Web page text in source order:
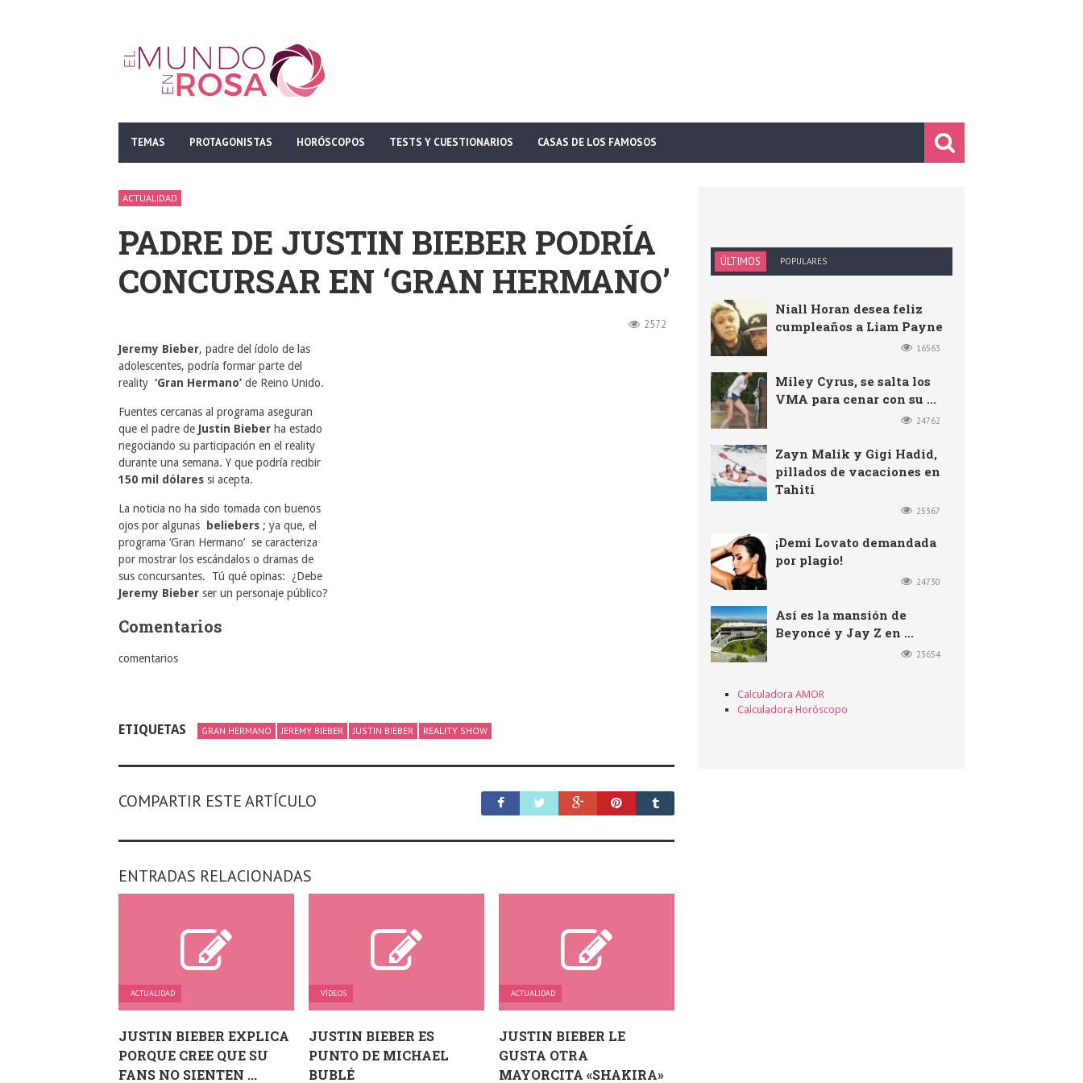
TEMAS PROTAGONISTAS HORÓSCOPOS TESTS Y CUESTIONARIOS CASAS DE LOS FAMOSOS
ACTUALIDAD
PADRE DE JUSTIN BIEBER PODRÍA
CONCURSAR EN ‘GRAN HERMANO’
2572
Jeremy Bieber, padre del ídolo de las
adolescentes, podría formar parte del
reality ‘Gran Hermano’ de Reino Unido.
Fuentes cercanas al programa aseguran
que el padre de Justin Bieber ha estado
negociando su participación en el reality
durante una semana. Y que podría recibir
150 mil dólares si acepta.
La noticia no ha sido tomada con buenos
ojos por algunas
beliebers ; ya que, el
programa ‘Gran Hermano’ se caracteriza
por mostrar los escándalos o dramas de
sus concursantes. Tú qué opinas: ¿Debe
Jeremy Bieber ser un personaje público?
Comentarios
comentarios
ETIQUETAS GRAN HERMANO JEREMY BIEBER JUSTIN BIEBER REALITY SHOW
COMPARTIR ESTE ARTÍCULO
ENTRADAS RELACIONADAS
ACTUALIDAD
JUSTIN BIEBER EXPLICA
PORQUE CREE QUE SU
FANS NO SIENTEN ...
VÍDEOS
JUSTIN BIEBER ES
PUNTO DE MICHAEL
BUBLÉ
ACTUALIDAD
JUSTIN BIEBER LE
GUSTA OTRA
MAYORCITA «SHAKIRA»
ÚLTIMOS POPULARES
Niall Horan desea feliz
cumpleaños a Liam Payne
16563
Miley Cyrus, se salta los
VMA para cenar con su ...
24762
Zayn Malik y Gigi Hadid,
pillados de vacaciones en
Tahiti
25367
¡Demi Lovato demandada
por plagio!
24730
Así es la mansión de
Beyoncé y Jay Z en ...
23654
Calculadora AMOR
Calculadora Horóscopo